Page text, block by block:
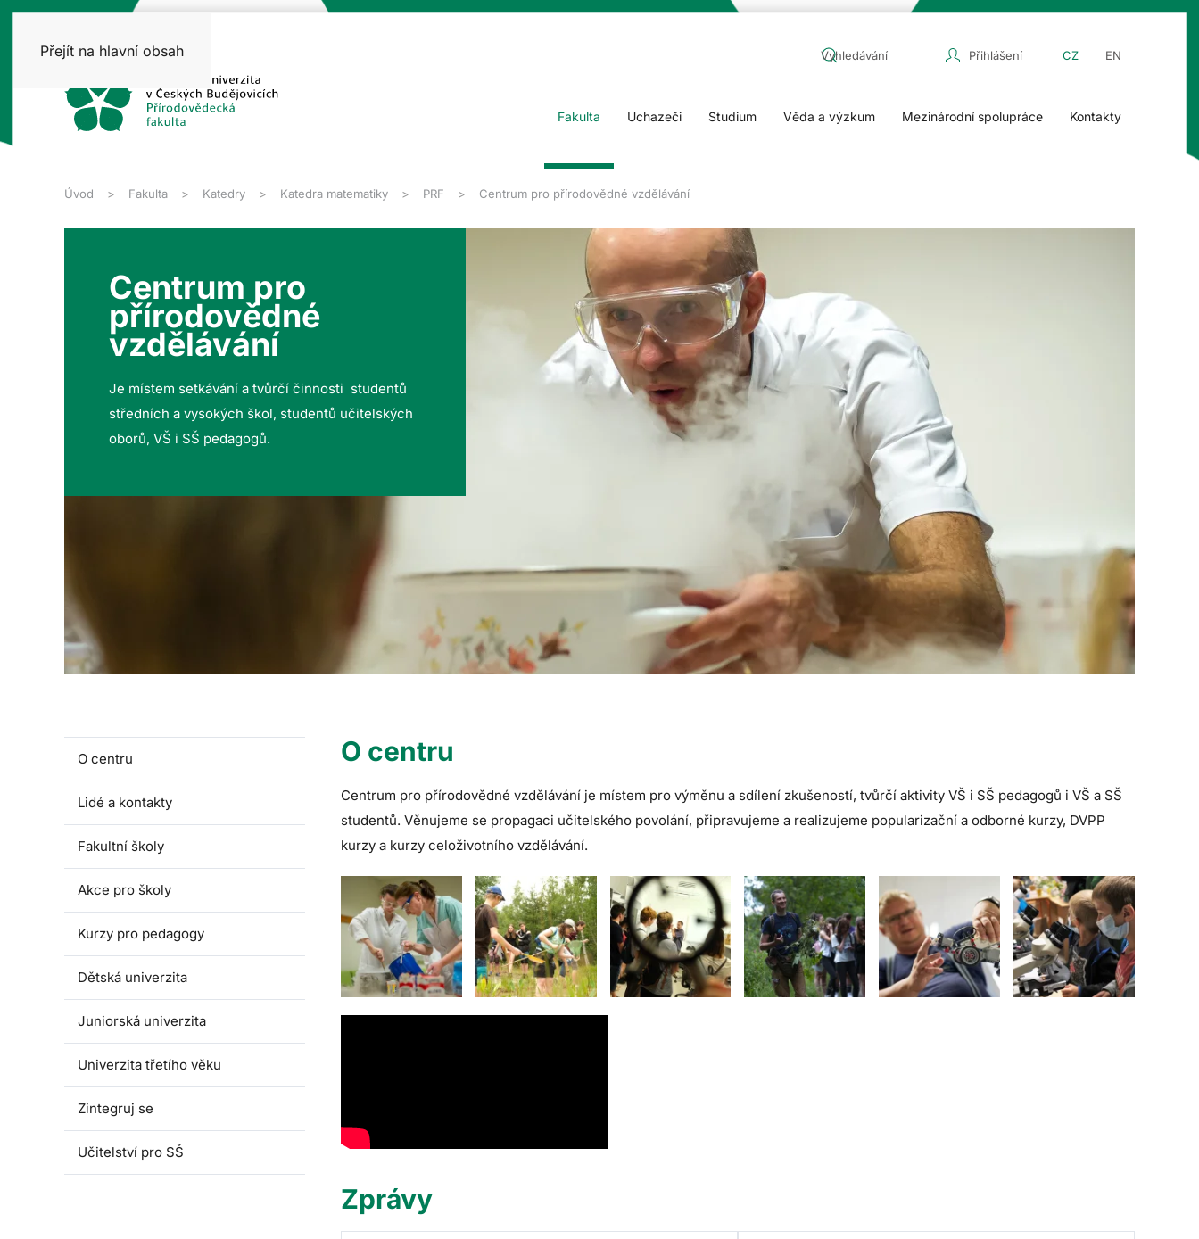
Přejít na hlavní obsah Přihlášení CZ EN
Fakulta Uchazeči Studium Věda a výzkum Mezinárodní spolupráce Kontakty
Úvod Fakulta Katedry Katedra matematiky PRF Centrum pro přírodovědné vzdělávání
Centrum pro
přírodovědné
vzdělávání
Je místem setkávání a tvůrčí činnosti studentů
středních a vysokých škol, studentů učitelských
oborů, VŠ i SŠ pedagogů.
O centru
Lidé a kontakty
Fakultní školy
Akce pro školy
Kurzy pro pedagogy
Dětská univerzita
Juniorská univerzita
Univerzita třetího věku
Zintegruj se
Učitelství pro SŠ
O centru
Centrum pro přírodovědné vzdělávání je místem pro výměnu a sdílení zkušeností, tvůrčí aktivity VŠ i SŠ pedagogů i VŠ a SŠ
studentů. Věnujeme se propagaci učitelského povolání, připravujeme a realizujeme popularizační a odborné kurzy, DVPP
kurzy a kurzy celoživotního vzdělávání.
Zprávy